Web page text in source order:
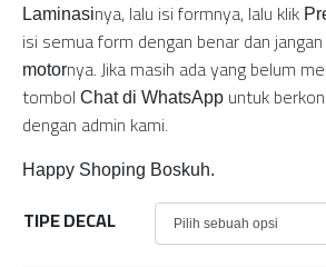
Laminasinya, lalu isi formnya, lalu klik
isi semua form dengan benar dan
motornya. Jika masih ada yang belum
tombol Chat di WhatsApp untuk
dengan admin kami.
Happy Shoping Boskuh.
TIPE DECAL